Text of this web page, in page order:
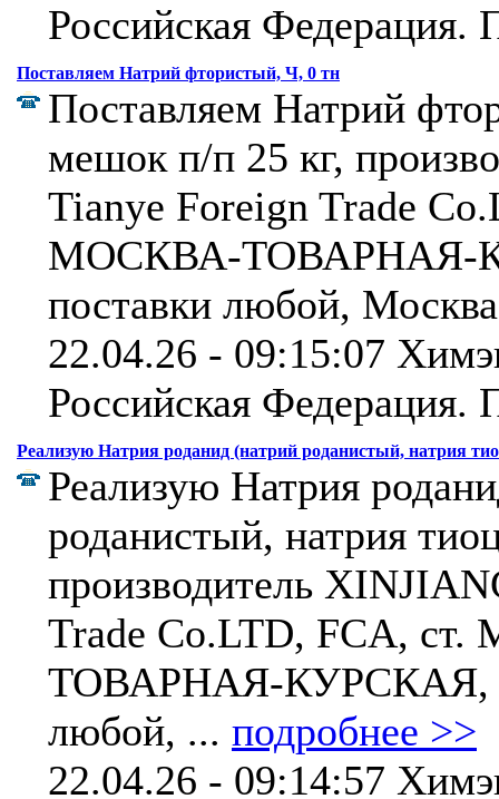
Российская Федерация.
Поставляем Натрий фтористый, Ч, 0 тн
Поставляем Натрий
мешок п/п 25 кг,
Tianye Foreign Trade
МОСКВА-ТОВАРНАЯ-
поставки любой,
22.04.26 - 09:15:07
Российская Федерация.
Реализую Натрия роданид (натрий роданистый, натрия
Реализую Натрия
роданистый, натрия
производитель
Trade Co.LTD, FCA,
ТОВАРНАЯ-КУРСКАЯ,
любой, ... подробнее >>
22.04.26 - 09:14:57